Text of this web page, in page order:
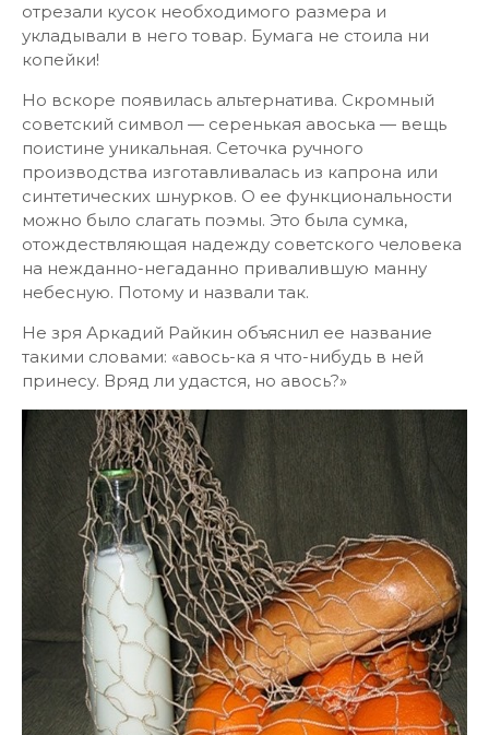
отрезали кусок необходимого размера и
укладывали в него товар. Бумага не стоила ни
копейки!
Но вскоре появилась альтернатива. Скромный
советский символ — серенькая авоська — вещь
поистине уникальная. Сеточка ручного
производства изготавливалась из капрона или
синтетических шнурков. О ее функциональности
можно было слагать поэмы. Это была сумка,
отождествляющая надежду советского человека
на нежданно-негаданно привалившую манну
небесную. Потому и назвали так.
Не зря Аркадий Райкин объяснил ее название
такими словами: «авось-ка я что-нибудь в ней
принесу. Вряд ли удастся, но авось?»